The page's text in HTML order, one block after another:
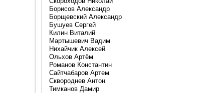
Борисов Александр
Борщевский Александр
Бушуев Сергей
Килин Виталий
Мартышевич Вадим
Нихайчик Алексей
Ольхов Артём
Романов Константин
Сайтчабаров Артем
Сквороднев Антон
Тимканов Дамир